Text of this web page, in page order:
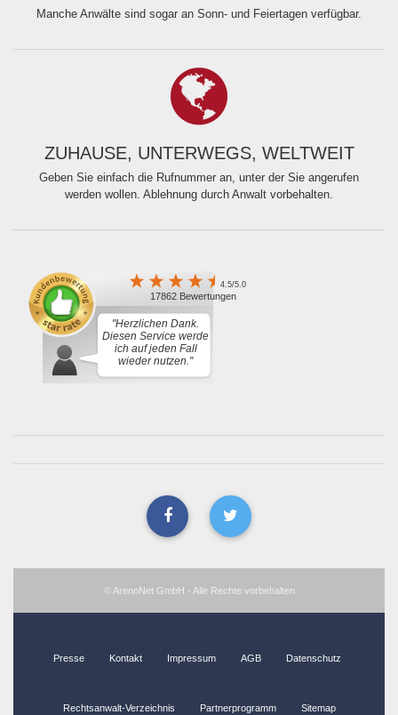
Manche Anwälte sind sogar an Sonn- und Feiertagen verfügbar.
ZUHAUSE, UNTERWEGS, WELTWEIT
Geben Sie einfach die Rufnummer an, unter der Sie angerufen
werden wollen. Ablehnung durch Anwalt vorbehalten.
4.5/5.0
17862 Bewertungen
"Herzlichen Dank.
Diesen Service werde
ich auf jeden Fall
wieder nutzen."
© ArenoNet GmbH - Alle Rechte vorbehalten
Presse Kontakt Impressum AGB Datenschutz
Rechtsanwalt-Verzeichnis Partnerprogramm Sitemap